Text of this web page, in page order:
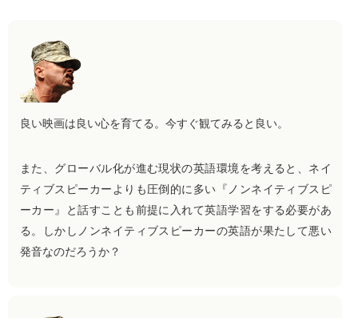
良い映画は良い心を育てる。今すぐ観てみると良い。
また、グローバル化が進む現状の英語環境を考えると、ネイ
ティブスピーカーよりも圧倒的に多い『ノンネイティブスピ
ーカー』と話すことも前提に入れて英語学習をする必要があ
る。しかしノンネイティブスピーカーの英語が果たして悪い
発音なのだろうか？